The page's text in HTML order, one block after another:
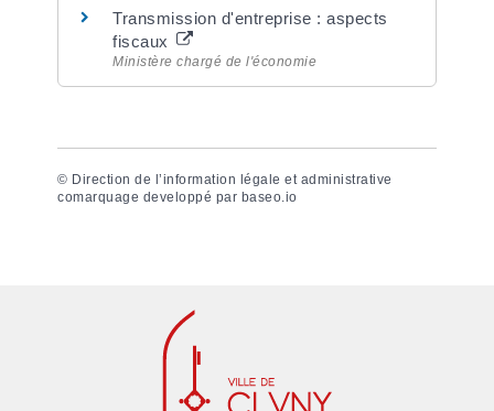
Transmission d'entreprise : aspects
fiscaux
Ministère chargé de l'économie
© Direction de l’information légale et administrative
comarquage developpé par baseo.io